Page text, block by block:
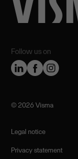
Follow us on
©️ 2026 Visma
Legal notice
Privacy statement